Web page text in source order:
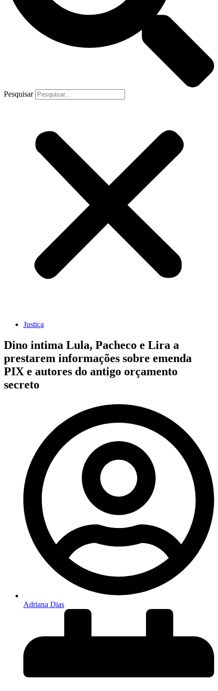
Pesquisar
Justiça
Dino intima Lula, Pacheco e Lira a
prestarem informações sobre emenda
PIX e autores do antigo orçamento
secreto
Adriana Dias